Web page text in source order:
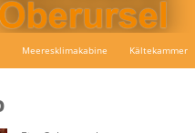
Meeresklimakabine Kältekammer